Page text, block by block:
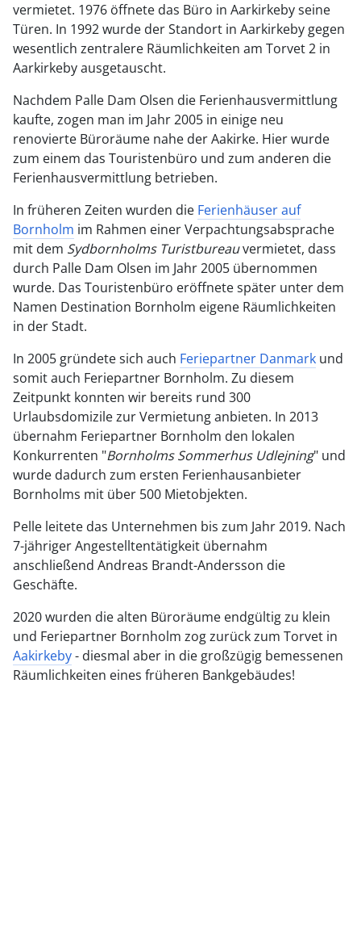
vermietet. 1976 öffnete das Büro in Aarkirkeby seine
Türen. In 1992 wurde der Standort in Aarkirkeby gegen
wesentlich zentralere Räumlichkeiten am Torvet 2 in
Aarkirkeby ausgetauscht.
Nachdem Palle Dam Olsen die Ferienhausvermittlung
kaufte, zogen man im Jahr 2005 in einige neu
renovierte Büroräume nahe der Aakirke. Hier wurde
zum einem das Touristenbüro und zum anderen die
Ferienhausvermittlung betrieben.
In früheren Zeiten wurden die Ferienhäuser auf
Bornholm im Rahmen einer Verpachtungsabsprache
mit dem Sydbornholms Turistbureauvermietet, dass
durch Palle Dam Olsen im Jahr 2005 übernommen
wurde. Das Touristenbüro eröffnete später unter dem
Namen Destination Bornholm eigene Räumlichkeiten
in der Stadt.
In 2005 gründete sich auch Feriepartner Danmark und
somit auch Feriepartner Bornholm. Zu diesem
Zeitpunkt konnten wir bereits rund 300
Urlaubsdomizile zur Vermietung anbieten. In 2013
übernahm Feriepartner Bornholm den lokalen
Konkurrenten "Bornholms Sommerhus Udlejning" und
wurde dadurch zum ersten Ferienhausanbieter
Bornholms mit über 500 Mietobjekten.
Pelle leitete das Unternehmen bis zum Jahr 2019. Nach
7-jähriger Angestelltentätigkeit übernahm
anschließend Andreas Brandt-Andersson die
Geschäfte.
2020 wurden die alten Büroräume endgültig zu klein
und Feriepartner Bornholm zog zurück zum Torvet in
Aakirkeby- diesmal aber in die großzügig bemessenen
Räumlichkeiten eines früheren Bankgebäudes!